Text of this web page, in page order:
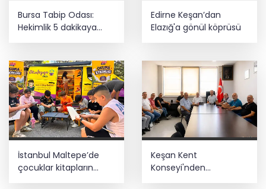
Bursa Tabip Odası:
Hekimlik 5 dakikaya
Edirne Keşan’dan
Elazığ'a gönül köprüsü
İstanbul Maltepe’de
çocuklar kitapların
Keşan Kent
Konseyi'nden